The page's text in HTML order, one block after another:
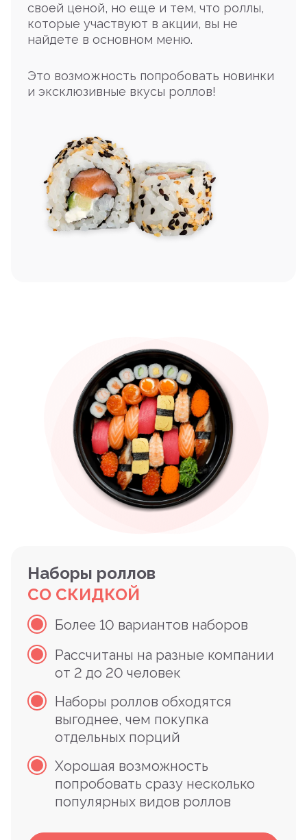
своей ценой, но еще и тем, что роллы,
которые участвуют в акции, вы не
найдете в основном меню.
Это возможность попробовать новинки
и эксклюзивные вкусы роллов!
Наборы роллов
СО СКИДКОЙ
Более 10 вариантов наборов
Рассчитаны на разные компании
от 2 до 20 человек
Наборы роллов обходятся
выгоднее, чем покупка
отдельных порций
Хорошая возможность
попробовать сразу несколько
популярных видов роллов